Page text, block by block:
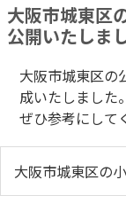
大阪市城東区
公開いたしま
大阪市城東区の
成いたしました。
ぜひ参考にして
大阪市城東区の